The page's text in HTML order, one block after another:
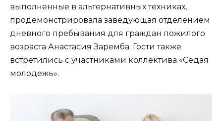
выполненные в альтернативных техниках,
продемонстрировала заведующая отделением
дневного пребывания для граждан пожилого
возраста Анастасия Заремба. Гости также
встретились с участниками коллектива «Седая
молодежь».